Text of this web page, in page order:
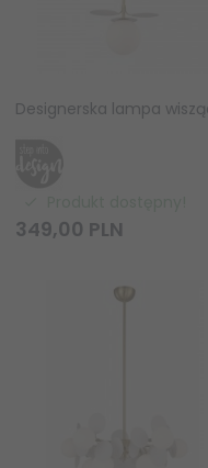
349,00 PLN